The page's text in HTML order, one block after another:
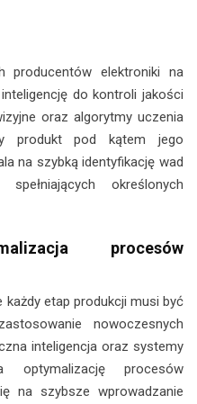
producentów elektroniki na
do kontroli jakości
oraz algorytmy uczenia
produkt pod kątem jego
na szybką identyfikację wad
określonych
procesów
etap produkcji musi być
nowoczesnych
inteligencja oraz systemy
optymalizację procesów
na szybsze wprowadzanie